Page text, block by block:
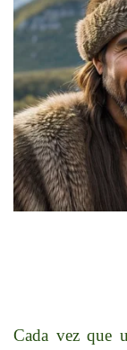
Cada vez que